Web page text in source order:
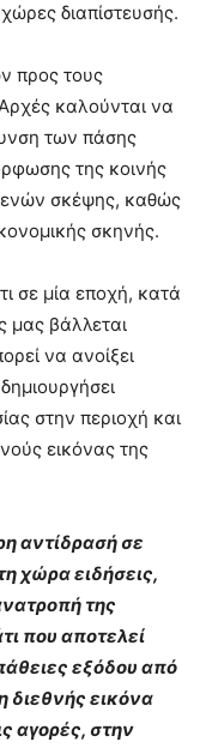
διαπίστευσής.
προς τους
καλούνται να
των πάσης
της κοινής
σκέψης, καθώς
σκηνής.
σε μία εποχή, κατά
μας βάλλεται
να ανοίξει
στην περιοχή και
εικόνας της
αντίδρασή σε
χώρα ειδήσεις,
της
που αποτελεί
εξόδου από
διεθνής εικόνα
αγορές, στην